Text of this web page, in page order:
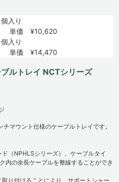
個入り
単価 ¥10,620
個入り
単価 ¥14,470
ルトレイ NCTシリーズ
マウント仕様のケーブルトレイです。
（NPHLSシリーズ）、ケーブルタイ
内の余長ケーブルを整線することができ
付けることにより、サポートシャー